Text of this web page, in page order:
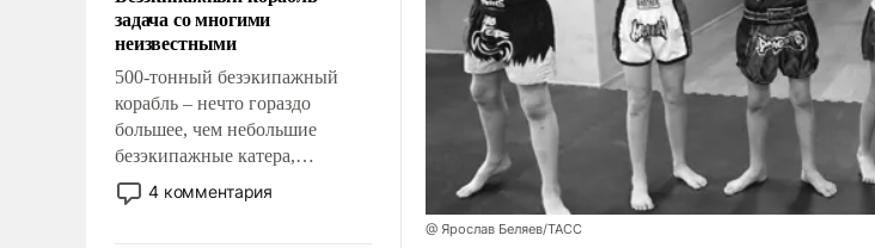
нет, не решены.
задача со многими
неизвестными
500-тонный безэкипажный
корабль – нечто гораздо
большее, чем небольшие
безэкипажные катера,
применение которых уже
стало обыденностью. Задача по
4 комментария
@ Ярослав Беляев/ТАСС